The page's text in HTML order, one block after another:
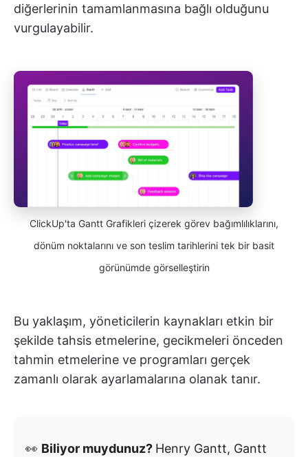
diğerlerinin tamamlanmasına bağlı olduğunu
vurgulayabilir.
ClickUp'ta Gantt Grafikleri çizerek görev bağımlılıklarını,
dönüm noktalarını ve son teslim tarihlerini tek bir basit
görünümde görselleştirin
Bu yaklaşım, yöneticilerin kaynakları etkin bir
şekilde tahsis etmelerine, gecikmeleri önceden
tahmin etmelerine ve programları gerçek
zamanlı olarak ayarlamalarına olanak tanır.
👀 Biliyor muydunuz? Henry Gantt, Gantt